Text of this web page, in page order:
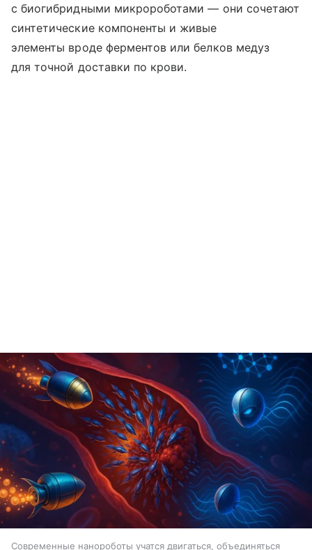
с биогибридными микророботами — они сочетают
синтетические компоненты и живые
элементы вроде ферментов или белков медуз
для точной доставки по крови.
Современные нанороботы учатся двигаться, объединяться